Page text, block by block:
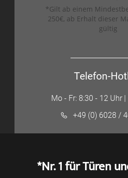
*Gilt ab einem
250€, ab Erhalt dieser
gültig
Telefon-
Mo - Fr: 8:30 - 12 Uhr
+49 (0) 6028 /
*Nr. 1 für Türen